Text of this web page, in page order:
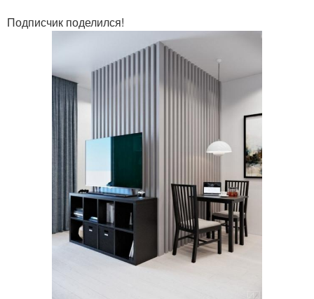
Подписчик поделился!